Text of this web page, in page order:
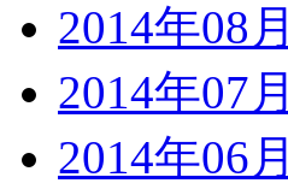
2014年08月
2014年07月
2014年06月